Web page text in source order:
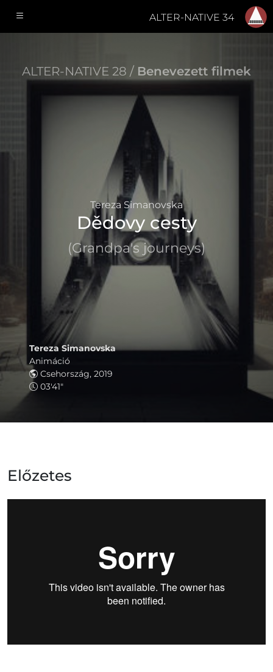
ALTER-NATIVE 34
ALTER-NATIVE 28 / Benevezett filmek
Tereza Simanovska
Dědovy cesty
(Grandpa's journeys)
Tereza Simanovska
Animáció
Csehország, 2019
03'41"
Előzetes